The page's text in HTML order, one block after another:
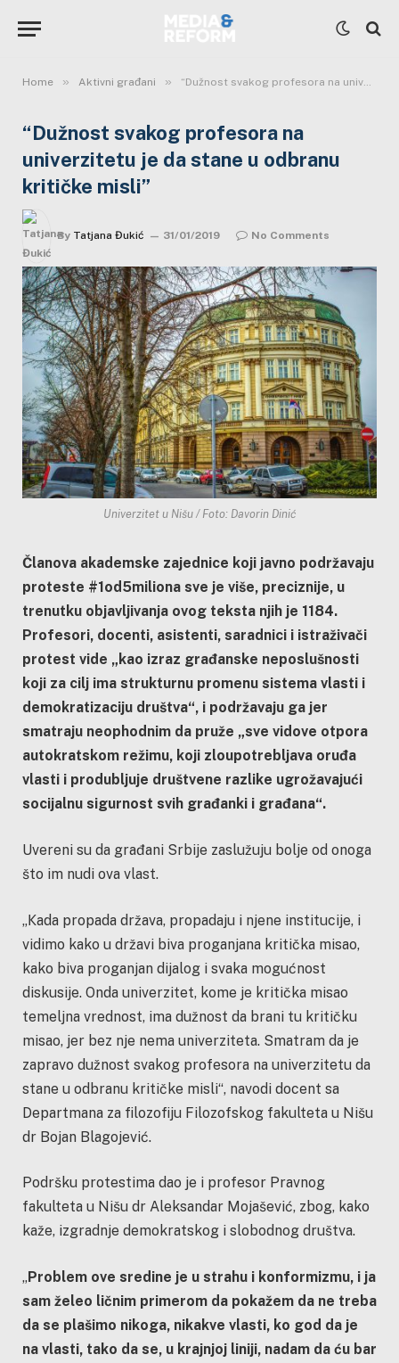
Home » Aktivni građani » “Dužnost svakog profesora na univerzitetu je da stane u odbranu kritičke misli”
“Dužnost svakog profesora na
univerzitetu je da stane u odbranu
kritičke misli”
By Tatjana Đukić 31/01/2019 No Comments
Univerzitet u Nišu / Foto: Davorin Dinić
Članova akademske zajednice koji javno podržavaju
proteste #1od5miliona sve je više, preciznije, u
trenutku objavljivanja ovog teksta njih je 1184.
Profesori, docenti, asistenti, saradnici i istraživači
protest vide „kao izraz građanske neposlušnosti
koji za cilj ima strukturnu promenu sistema vlasti i
demokratizaciju društva“, i podržavaju ga jer
smatraju neophodnim da pruže „sve vidove otpora
autokratskom režimu, koji zloupotrebljava oruđa
vlasti i produbljuje društvene razlike ugrožavajući
socijalnu sigurnost svih građanki i građana“.
Uvereni su da građani Srbije zaslužuju bolje od onoga
što im nudi ova vlast.
„Кada propada država, propadaju i njene institucije, i
vidimo kako u državi biva proganjana kritička misao,
kako biva proganjan dijalog i svaka mogućnost
diskusije. Onda univerzitet, kome je kritička misao
temeljna vrednost, ima dužnost da brani tu kritičku
misao, jer bez nje nema univerziteta. Smatram da je
zapravo dužnost svakog profesora na univerzitetu da
stane u odbranu kritičke misli“, navodi docent sa
Departmana za filozofiju Filozofskog fakulteta u Nišu
dr Bojan Blagojević.
Podršku protestima dao je i profesor Pravnog
fakulteta u Nišu dr Aleksandar Mojašević, zbog, kako
kaže, izgradnje demokratskog i slobodnog društva.
„Problem ove sredine je u strahu i konformizmu, i ja
sam želeo ličnim primerom da pokažem da ne treba
da se plašimo nikoga, nikakve vlasti, ko god da je
na vlasti, tako da se, u krajnjoj liniji, nadam da ću bar